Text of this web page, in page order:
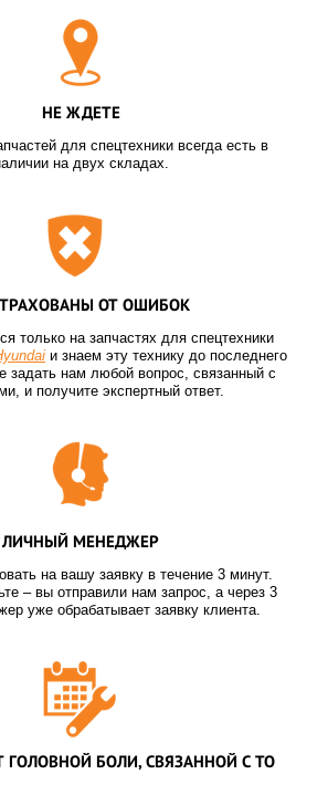
НЕ ЖДЕТЕ
для спецтехники всегда есть в
на двух складах.
ОТ ОШИБОК
только на запчастях для спецтехники
и знаем эту технику до последнего
задать нам любой вопрос, связанный с
и получите экспертный ответ.
ЛИЧНЫЙ МЕНЕДЖЕР
на вашу заявку в течение 3 минут.
– вы отправили нам запрос, а через 3
уже обрабатывает заявку клиента.
ГОЛОВНОЙ БОЛИ, СВЯЗАННОЙ С ТО